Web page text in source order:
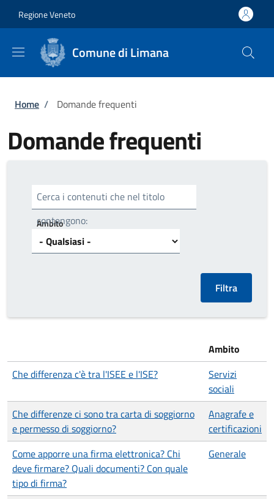
Regione Veneto
Comune di Limana
Briciole di pane
Home / Domande frequenti
Domande frequenti
Cerca i contenuti che nel titolo
contengono:
Ambito
Ambito
Che differenza c'è tra l'ISEE e l'ISE?
Servizi
sociali
Che differenze ci sono tra carta di soggiorno
e permesso di soggiorno?
Anagrafe e
certificazioni
Come apporre una firma elettronica? Chi
deve firmare? Quali documenti? Con quale
tipo di firma?
Generale